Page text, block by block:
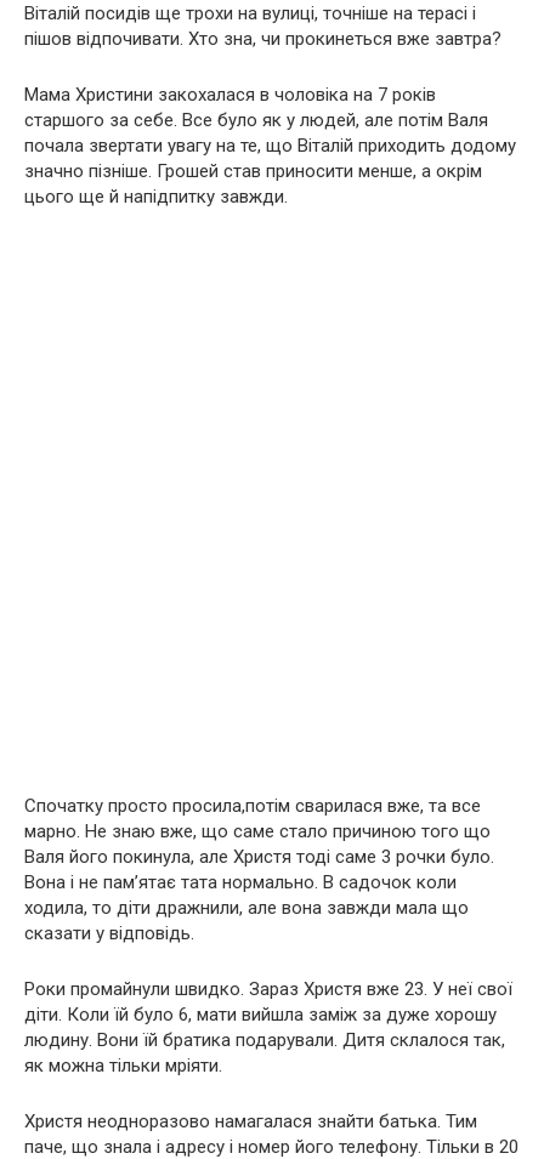
Віталій посидів ще трохи на вулиці, точніше на терасі і
пішов відпочивати. Хто зна, чи прокинеться вже завтра?
Мама Христини закохалася в чоловіка на 7 років
старшого за себе. Все було як у людей, але потім Валя
почала звертати увагу на те, що Віталій приходить додому
значно пізніше. Грошей став приносити менше, а окрім
цього ще й напідпитку завжди.
Спочатку просто просила,потім сварилася вже, та все
марно. Не знаю вже, що саме стало причиною того що
Валя його покинула, але Христя тоді саме 3 рочки було.
Вона і не пам’ятає тата нормально. В садочок коли
ходила, то діти дражнили, але вона завжди мала що
сказати у відповідь.
Роки промайнули швидко. Зараз Христя вже 23. У неї свої
діти. Коли їй було 6, мати вийшла заміж за дуже хорошу
людину. Вони їй братика подарували. Дитя склалося так,
як можна тільки мріяти.
Христя неодноразово намагалася знайти батька. Тим
паче, що знала і адресу і номер його телефону. Тільки в 20